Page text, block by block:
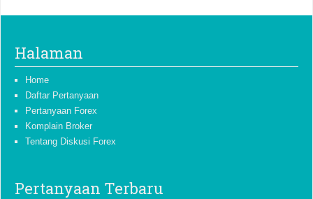
Halaman
Home
Daftar Pertanyaan
Pertanyaan Forex
Komplain Broker
Tentang Diskusi Forex
Pertanyaan Terbaru